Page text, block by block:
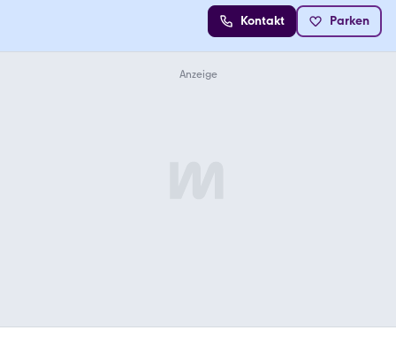
Kontakt Parken